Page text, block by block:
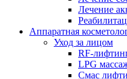
Лечение
Аппаратная
Уход за лицом
RF-
LPG
Смас